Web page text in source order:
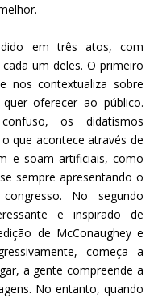
em três atos, com
um deles. O primeiro
nos contextualiza sobre
oferecer ao público.
os didatismos
que acontece através de
e soam artificiais, como
sempre apresentando o
No segundo
e inspirado de
de McConaughey e
começa a
a gente compreende a
No entanto, quando